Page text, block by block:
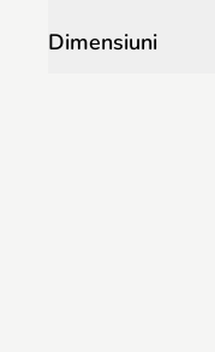
Dimensiuni